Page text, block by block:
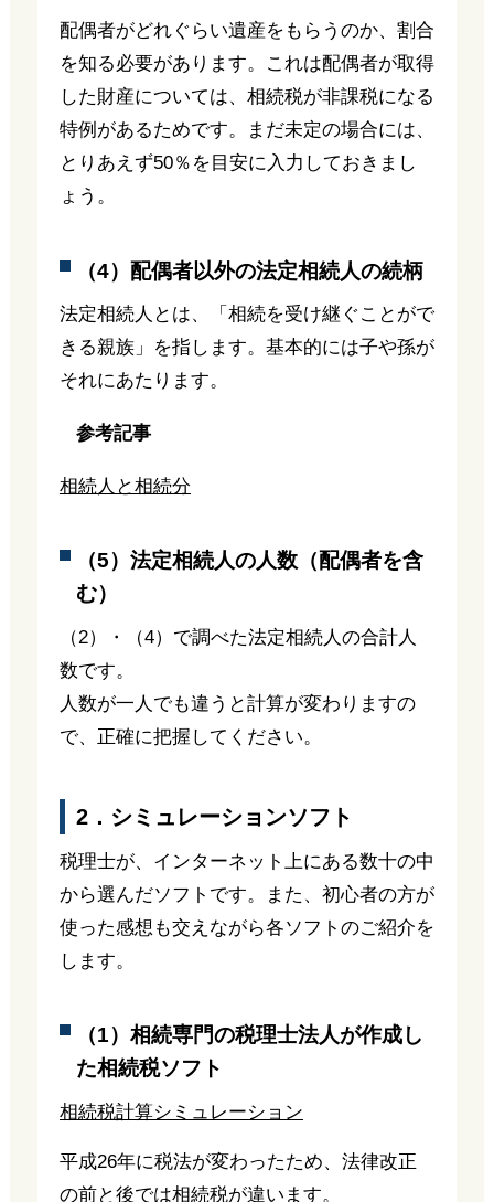
配偶者がどれぐらい遺産をもらうのか、割合
を知る必要があります。これは配偶者が取得
した財産については、相続税が非課税になる
特例があるためです。まだ未定の場合には、
とりあえず50％を目安に入力しておきまし
ょう。
（4）配偶者以外の法定相続人の続柄
法定相続人とは、「相続を受け継ぐことがで
きる親族」を指します。基本的には子や孫が
それにあたります。
参考記事
相続人と相続分
（5）法定相続人の人数（配偶者を含
む）
（2）・（4）で調べた法定相続人の合計人
数です。
人数が一人でも違うと計算が変わりますの
で、正確に把握してください。
2．シミュレーションソフト
税理士が、インターネット上にある数十の中
から選んだソフトです。また、初心者の方が
使った感想も交えながら各ソフトのご紹介を
します。
（1）相続専門の税理士法人が作成し
た相続税ソフト
相続税計算シミュレーション
平成26年に税法が変わったため、法律改正
の前と後では相続税が違います。